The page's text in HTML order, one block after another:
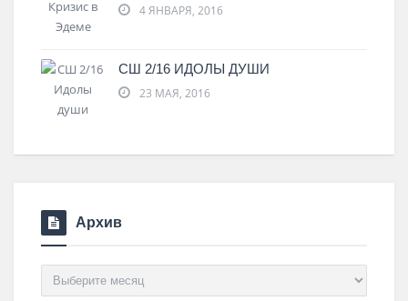
4 ЯНВАРЯ, 2016
СШ 2/16 ИДОЛЫ ДУШИ
23 МАЯ, 2016
Архив
Архив